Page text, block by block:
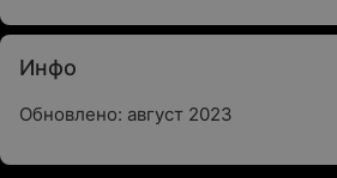
Инфо
Обновлено: август 2023